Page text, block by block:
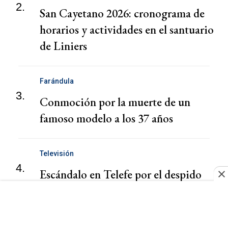
2.
San Cayetano 2026: cronograma de
horarios y actividades en el santuario
de Liniers
3.
Farándula
Conmoción por la muerte de un
famoso modelo a los 37 años
4.
Televisión
Escándalo en Telefe por el despido